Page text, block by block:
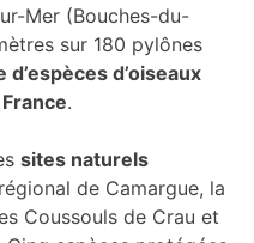
Mer (Bouches-du-
sur 180 pylônes
d’espèces d’oiseaux
.
sites naturels
de Camargue, la
Coussouls de Crau et